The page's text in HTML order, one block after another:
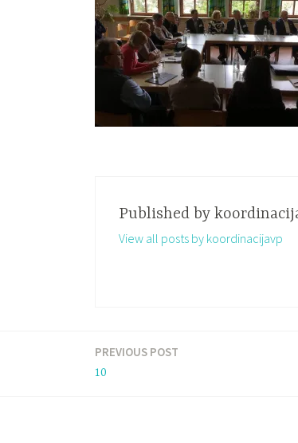
Published by
View all posts by koordinacijavp
PREVIOUS POST
10